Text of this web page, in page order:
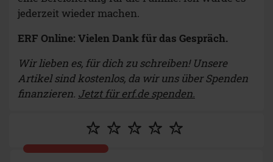
jederzeit wieder machen.
ERF Online: Vielen Dank für das Gespräch.
Wir lieben es, für dich zu schreiben! Unsere
Artikel sind kostenlos, da wir uns über Spenden
finanzieren. Jetzt für erf.de spenden.